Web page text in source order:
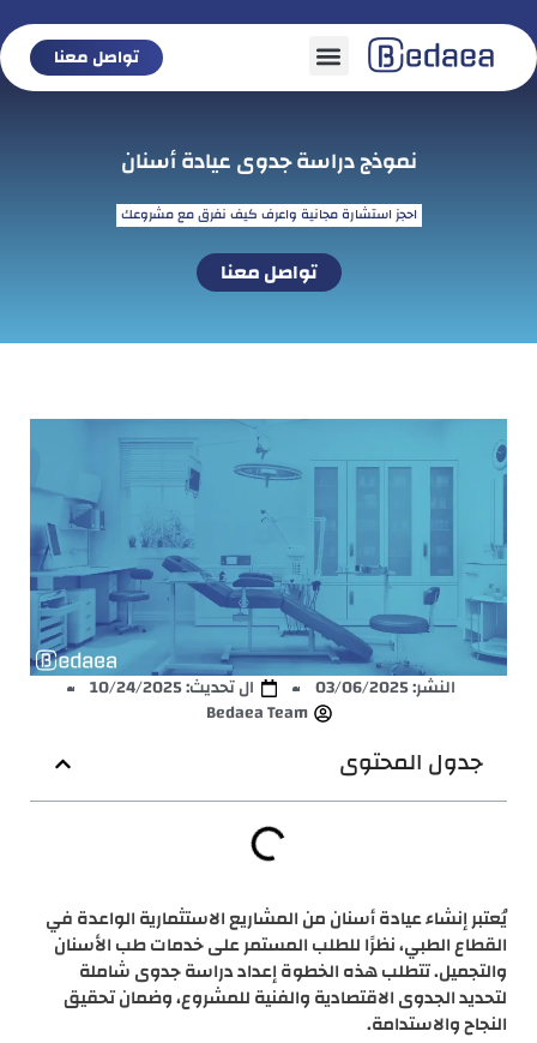
تواصل معنا
نموذج دراسة جدوى عيادة أسنان
احجز استشارة مجانية واعرف كيف نفرق مع مشروعك
تواصل معنا
النشر:03/06/2025
ال تحديث: 10/24/2025
Bedaea Team
جدول المحتوى
يُعتبر إنشاء عيادة أسنان من المشاريع الاستثمارية الواعدة في
القطاع الطبي، نظرًا للطلب المستمر على خدمات طب الأسنان
والتجميل. تتطلب هذه الخطوة إعداد دراسة جدوى شاملة
لتحديد الجدوى الاقتصادية والفنية للمشروع، وضمان تحقيق
النجاح والاستدامة.